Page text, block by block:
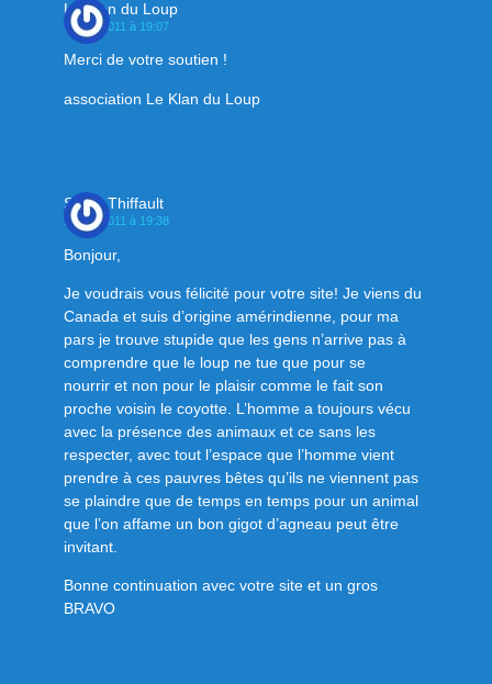
Le Klan du Loup
15 juin 2011 à 19:07
Merci de votre soutien !
association Le Klan du Loup
Sonia Thiffault
19 juin 2011 à 19:38
Bonjour,
Je voudrais vous félicité pour votre site! Je viens du
Canada et suis d’origine amérindienne, pour ma
pars je trouve stupide que les gens n’arrive pas à
comprendre que le loup ne tue que pour se
nourrir et non pour le plaisir comme le fait son
proche voisin le coyotte. L’homme a toujours vécu
avec la présence des animaux et ce sans les
respecter, avec tout l’espace que l’homme vient
prendre à ces pauvres bêtes qu’ils ne viennent pas
se plaindre que de temps en temps pour un animal
que l’on affame un bon gigot d’agneau peut être
invitant.
Bonne continuation avec votre site et un gros
BRAVO